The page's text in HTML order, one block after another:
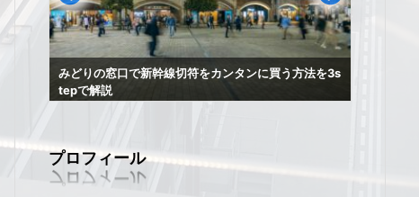
みどりの窓口で新幹線切符をカンタンに買う方法を3s
tepで解説
プロフィール